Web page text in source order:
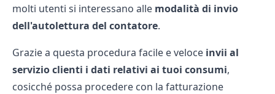
molti utenti si interessano alle modalità di invio
dell'autolettura del contatore.
Grazie a questa procedura facile e veloce invii al
servizio clienti i dati relativi ai tuoi consumi,
cosicché possa procedere con la fatturazione